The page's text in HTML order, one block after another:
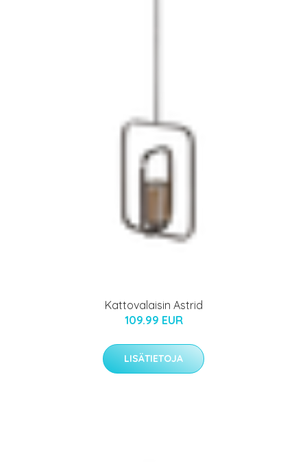
Kattovalaisin Astrid
109.99 EUR
LISÄTIETOJA